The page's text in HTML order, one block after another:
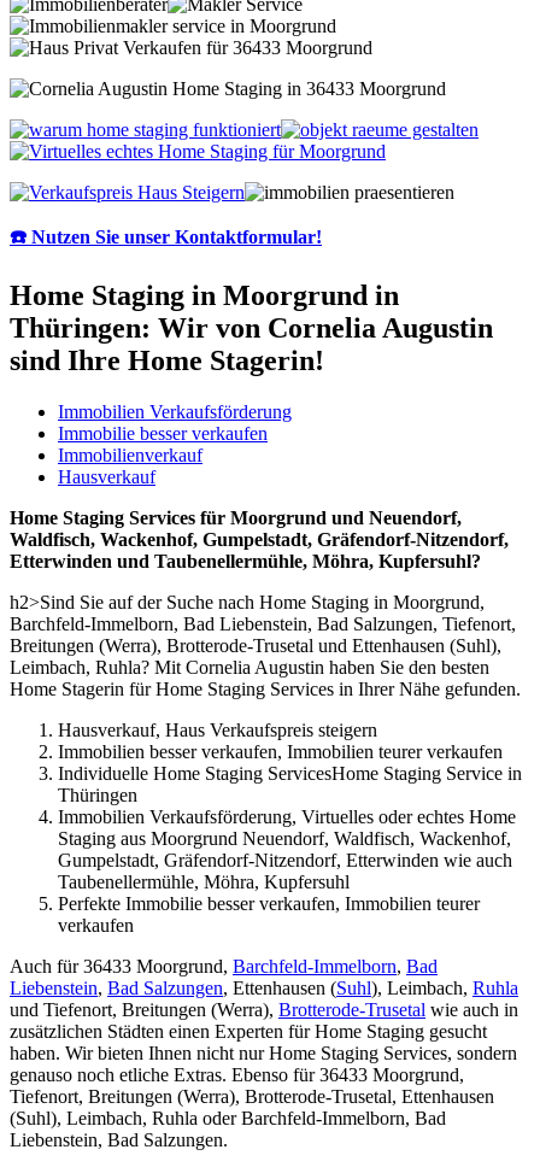
☎️ Nutzen Sie unser Kontaktformular!
Home Staging in Moorgrund in
Thüringen: Wir von Cornelia Augustin
sind Ihre Home Stagerin!
Immobilien Verkaufsförderung
Immobilie besser verkaufen
Immobilienverkauf
Hausverkauf
Home Staging Services für Moorgrund und Neuendorf,
Waldfisch, Wackenhof, Gumpelstadt, Gräfendorf-Nitzendorf,
Etterwinden und Taubenellermühle, Möhra, Kupfersuhl?
h2>Sind Sie auf der Suche nach Home Staging in Moorgrund,
Barchfeld-Immelborn, Bad Liebenstein, Bad Salzungen, Tiefenort,
Breitungen (Werra), Brotterode-Trusetal und Ettenhausen (Suhl),
Leimbach, Ruhla? Mit Cornelia Augustin haben Sie den besten
Home Stagerin für Home Staging Services in Ihrer Nähe gefunden.
Hausverkauf, Haus Verkaufspreis steigern
Immobilien besser verkaufen, Immobilien teurer verkaufen
Individuelle Home Staging ServicesHome Staging Service in
Thüringen
Immobilien Verkaufsförderung, Virtuelles oder echtes Home
Staging aus Moorgrund Neuendorf, Waldfisch, Wackenhof,
Gumpelstadt, Gräfendorf-Nitzendorf, Etterwinden wie auch
Taubenellermühle, Möhra, Kupfersuhl
Perfekte Immobilie besser verkaufen, Immobilien teurer
verkaufen
Auch für 36433 Moorgrund, Barchfeld-Immelborn, Bad
Liebenstein, Bad Salzungen, Ettenhausen (Suhl), Leimbach, Ruhla
und Tiefenort, Breitungen (Werra), Brotterode-Trusetal wie auch in
zusätzlichen Städten einen Experten für Home Staging gesucht
haben. Wir bieten Ihnen nicht nur Home Staging Services, sondern
genauso noch etliche Extras. Ebenso für 36433 Moorgrund,
Tiefenort, Breitungen (Werra), Brotterode-Trusetal, Ettenhausen
(Suhl), Leimbach, Ruhla oder Barchfeld-Immelborn, Bad
Liebenstein, Bad Salzungen.